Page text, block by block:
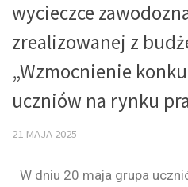
wycieczce
zrealizowanej z
„Wzmocnienie
uczniów na rynku
21 MAJA 2025
W dniu 20 maja grupa